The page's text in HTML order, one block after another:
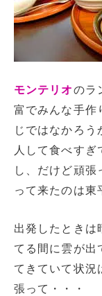
モンテリオのラ
富でみんな手作
じではなかろう
人して食べす
し、だけど頑
って来たのは東
出発したときは
てる間に雲が出
てきていて状況
張って・・・